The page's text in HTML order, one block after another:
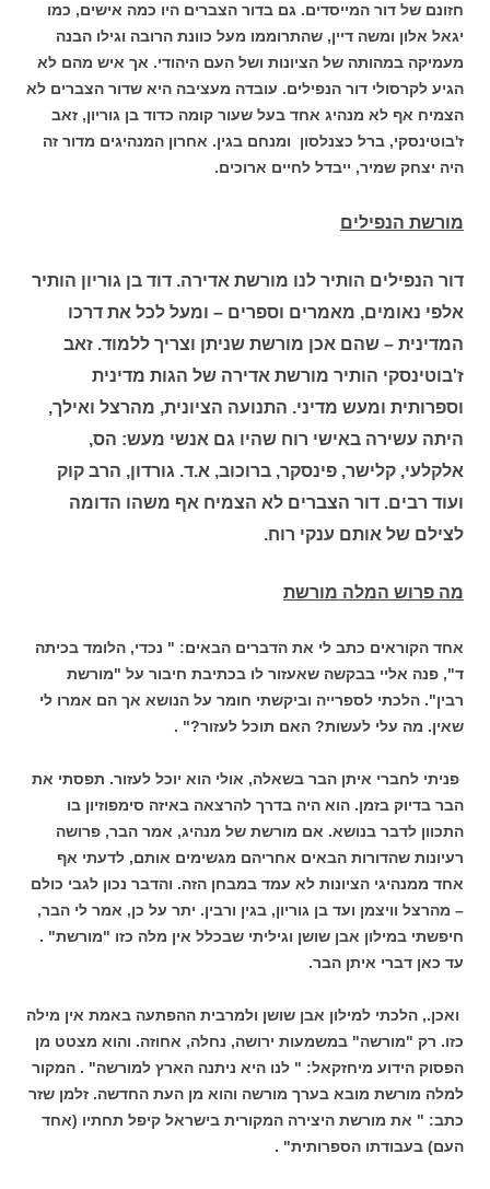
חזונם של דור המייסדים. גם בדור הצברים היו כמה אישים, כמו
יגאל אלון ומשה דיין, שהתרוממו מעל כוונת הרובה וגילו הבנה
מעמיקה במהותה של הציונות ושל העם היהודי. אך איש מהם לא
הגיע לקרסולי דור הנפילים. עובדה מעציבה היא שדור הצברים לא
הצמיח אף לא מנהיג אחד בעל שעור קומה כדוד בן גוריון, זאב
ז'בוטינסקי, ברל כצנלסון ומנחם בגין. אחרון המנהיגים מדור זה
היה יצחק שמיר, ייבדל לחיים ארוכים.
מורשת הנפילים
דור הנפילים הותיר לנו מורשת אדירה. דוד בן גוריון הותיר
אלפי נאומים, מאמרים וספרים – ומעל לכל את דרכו
המדינית – שהם אכן מורשת שניתן וצריך ללמוד. זאב
ז'בוטינסקי הותיר מורשת אדירה של הגות מדינית
וספרותית ומעש מדיני. התנועה הציונית, מהרצל ואילך,
היתה עשירה באישי רוח שהיו גם אנשי מעש: הס,
אלקלעי, קלישר, פינסקר, ברוכוב, א.ד. גורדון, הרב קוק
ועוד רבים. דור הצברים לא הצמיח אף משהו הדומה
לצילם של אותם ענקי רוח.
מה פרוש המלה מורשת
אחד הקוראים כתב לי את הדברים הבאים: " נכדי, הלומד בכיתה
ד", פנה אליי בבקשה שאעזור לו בכתיבת חיבור על "מורשת
רבין". הלכתי לספרייה וביקשתי חומר על הנושא אך הם אמרו לי
שאין. מה עלי לעשות? האם תוכל לעזור?" .
פניתי לחברי איתן הבר בשאלה, אולי הוא יוכל לעזור. תפסתי את
הבר בדיוק בזמן. הוא היה בדרך להרצאה באיזה סימפוזיון בו
התכוון לדבר בנושא. אם מורשת של מנהיג, אמר הבר, פרושה
רעיונות שהדורות הבאים אחריהם מגשימים אותם, לדעתי אף
אחד ממנהיגי הציונות לא עמד במבחן הזה. והדבר נכון לגבי כולם
– מהרצל וויצמן ועד בן גוריון, בגין ורבין. יתר על כן, אמר לי הבר,
חיפשתי במילון אבן שושן וגיליתי שבכלל אין מלה כזו "מורשת" .
עד כאן דברי איתן הבר.
ואכן., הלכתי למילון אבן שושן ולמרבית ההפתעה באמת אין מילה
כזו. רק "מורשה" במשמעות ירושה, נחלה, אחוזה. והוא מצטט מן
הפסוק הידוע מיחזקאל: " לנו היא ניתנה הארץ למורשה" . המקור
למלה מורשת מובא בערך מורשה והוא מן העת החדשה. זלמן שזר
כתב: " את מורשת היצירה המקורית בישראל קיפל תחתיו (אחד
העם) בעבודתו הספרותית" .